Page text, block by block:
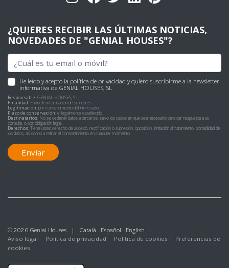
¿QUIERES RECIBIR LAS ÚLTIMAS NOTICIAS,
NOVEDADES DE "GENIAL HOUSES"?
He leído y acepto la política de privacidad y quiero suscribirme a la newsletter
informativa de GENIAL HOUSES, SL
Responsable:GENIAL HOUSES, S.L.
Finalidad: Envío de información de su interés
Legitimación:por consentimiento del interesado.
Plazo de conservación:el legalmente establecido.
Destinatarios: No se cederán datos a terceros, salvo los casos en que sea necesario para dar respuesta a su
consulta, o por obligación legal.
Derechos:Tiene usted derecho de acceso, rectificación o supresión, oposición, limitación al tratamiento, portabilidad de
los datos, así como a retirar el consentimiento en cualquier momento.
Enviar
© 2026 Genial Houses | Català Español
English
Aviso legal
Política de privacidad Política de cookies
Preferencias de
cookies